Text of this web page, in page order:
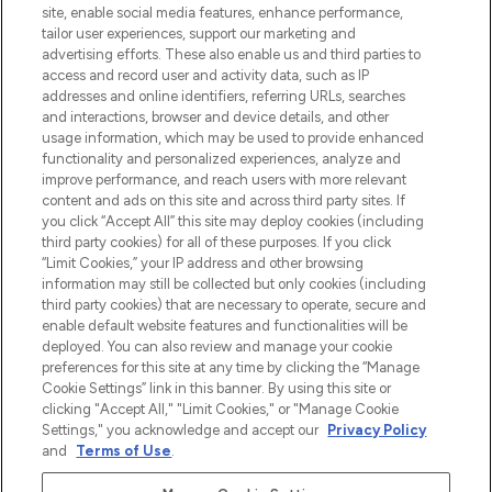
beste huidverzorging, haarproducten en
make-up van meer dan 200 topmerken.
Shop online of via de app, met gratis
verzending vanaf €40.
Cookie-toestemming
Do Not Sell or Share My Personal
Information
HELP & INFORMATIE
BEDRIJFSINFORMATIE
OVER LOOKFANTASTIC
Betaal veilig met
site, enable social media features, enhance performance,
tailor user experiences, support our marketing and
advertising efforts. These also enable us and third parties to
access and record user and activity data, such as IP
addresses and online identifiers, referring URLs, searches
and interactions, browser and device details, and other
usage information, which may be used to provide enhanced
functionality and personalized experiences, analyze and
improve performance, and reach users with more relevant
content and ads on this site and across third party sites. If
you click “Accept All” this site may deploy cookies (including
third party cookies) for all of these purposes. If you click
“Limit Cookies,” your IP address and other browsing
information may still be collected but only cookies (including
third party cookies) that are necessary to operate, secure and
enable default website features and functionalities will be
deployed. You can also review and manage your cookie
preferences for this site at any time by clicking the “Manage
Cookie Settings” link in this banner. By using this site or
clicking "Accept All," "Limit Cookies," or "Manage Cookie
Settings," you acknowledge and accept our Privacy Policy
and
Terms of Use.